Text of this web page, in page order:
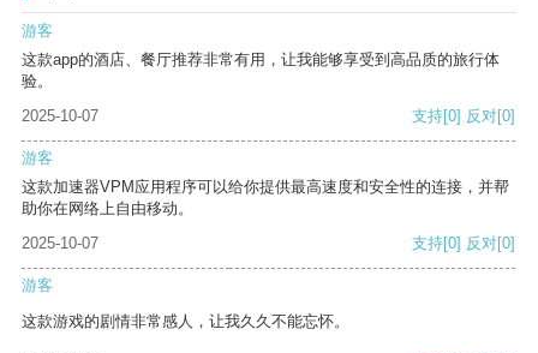
游客
这款app的酒店、餐厅推荐非常有用，让我能够享受到高品质的旅行体
验。
2025-10-07
支持[0] 反对[0]
游客
这款加速器VPM应用程序可以给你提供最高速度和安全性的连接，并帮
助你在网络上自由移动。
2025-10-07
支持[0] 反对[0]
游客
这款游戏的剧情非常感人，让我久久不能忘怀。